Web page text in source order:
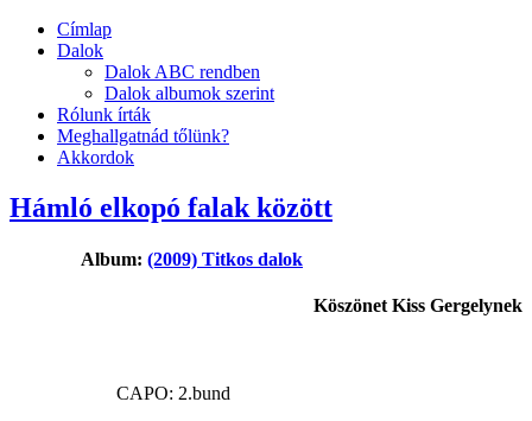
Címlap
Dalok
Dalok ABC rendben
Dalok albumok szerint
Rólunk írták
Meghallgatnád tőlünk?
Akkordok
Hámló elkopó falak között
Album: (2009) Titkos dalok
Köszönet Kiss Gergelynek
CAPO: 2.bund